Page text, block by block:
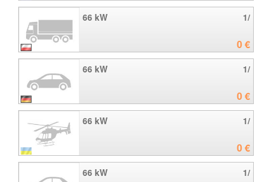
66 kW 1/
0 €
66 kW 1/
0 €
66 kW 1/
0 €
66 kW 1/